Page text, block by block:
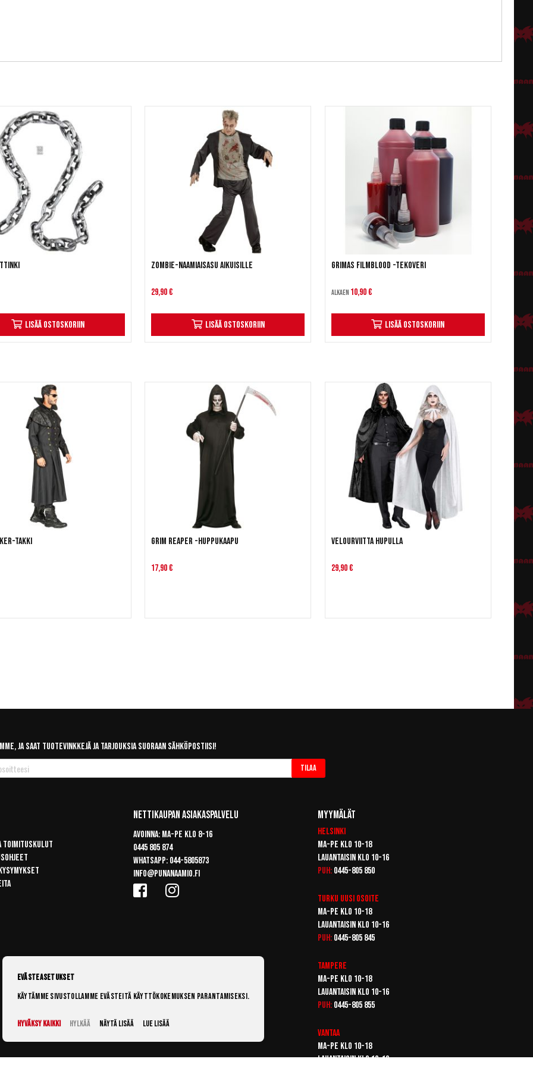
Lisää ostoskoriin
Zombie-naamiaisasu aikuisille
29,90 €
Lisää ostoskoriin
Grimas Filmblood -tekoveri
Alkaen 10,90 €
Lisää ostoskoriin
takki Grim Reaper -huppukaapu
17,90 €
Velourviitta hupulla
29,90 €
ja saat tuotevinkkejä ja tarjouksia suoraan sähköpostiisi!
Tilaa
toimituskulut
Nettikaupan Asiakaspalvelu
Avoinna: Ma-pe klo 8-16
0445 805 874
Whatsapp: 044-5805873
info@punanaamio.fi
Myymälät
Helsinki
Ma-pe klo 10-18
Lauantaisin klo 10-16
Puh: 0445-805 850
Turku Uusi osoite
Ma-pe klo 10-18
Lauantaisin klo 10-16
Puh: 0445-805 845
Tampere
Ma-pe klo 10-18
Lauantaisin klo 10-16
Puh: 0445-805 855
Vantaa
Ma-pe klo 10-18
Lauantaisin klo 10-16
Evästeasetukset
Käytämme sivustollamme evästeitä käyttökokemuksen parantamiseksi.
Hyväksy kaikki Hylkää Näytä lisää Lue lisää